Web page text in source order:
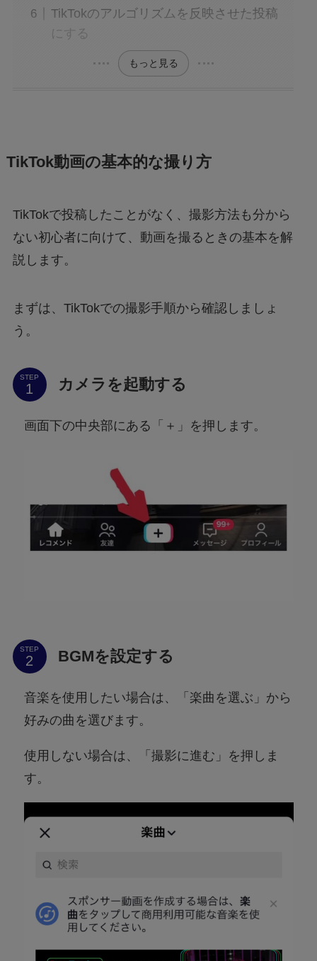
TikTokのアルゴリズムを反映させた投稿
にする
もっと見る
TikTok動画の基本的な撮り方
TikTokで投稿したことがなく、撮影方法も分から
ない初心者に向けて、動画を撮るときの基本を解
説します。
まずは、TikTokでの撮影手順から確認しましょ
う。
STEP カメラを起動する
画面下の中央部にある「＋」を押します。
STEP BGMを設定する
音楽を使用したい場合は、「楽曲を選ぶ」から
好みの曲を選びます。
使用しない場合は、「撮影に進む」を押しま
す。